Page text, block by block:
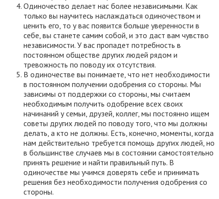
Одиночество делает нас более независимыми. Как
только вы научитесь наслаждаться одиночеством и
ценить его, то у вас появится больше уверенности в
себе, вы станете самим собой, и это даст вам чувство
независимости. У вас пропадет потребность в
постоянном обществе других людей рядом и
тревожность по поводу их отсутствия.
В одиночестве вы понимаете, что нет необходимости
в постоянном получении одобрения со стороны. Мы
зависимы от поддержки со стороны, мы считаем
необходимым получить одобрение всех своих
начинаний у семьи, друзей, коллег, мы постоянно ищем
советы других людей по поводу того, что мы должны
делать, а кто не должны. Есть, конечно, моменты, когда
нам действительно требуется помощь других людей, но
в большинстве случаев мы в состоянии самостоятельно
принять решение и найти правильный путь. В
одиночестве мы учимся доверять себе и принимать
решения без необходимости получения одобрения со
стороны.